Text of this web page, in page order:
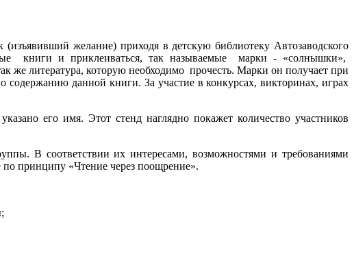
желание) приходя в детскую библиотеку Автозаводского
книги и приклеиваться, так называемые марки - «солнышки»,
же литература, которую необходимо прочесть. Марки он получает при
содержанию данной книги. За участие в конкурсах, викторинах, играх
его имя. Этот стенд наглядно покажет количество участников
В соответствии их интересами, возможностями и требованиями
по принципу «Чтение через поощрение».